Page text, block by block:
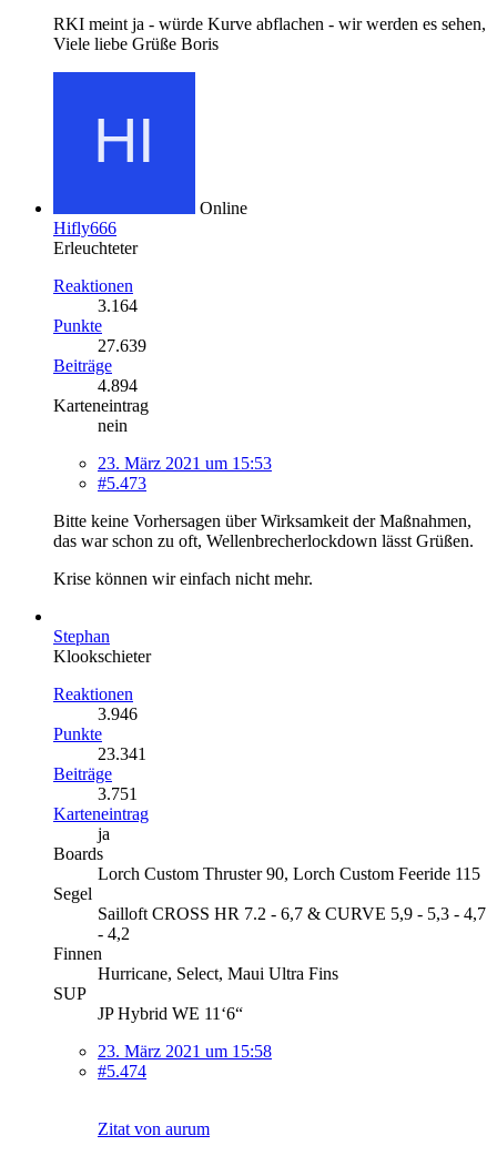
RKI meint ja - würde Kurve abflachen - wir werden es sehen,
Viele liebe Grüße Boris
Online
Hifly666
Erleuchteter
Reaktionen
3.164
Punkte
27.639
Beiträge
4.894
Karteneintrag
nein
23. März 2021 um 15:53
#5.473
Bitte keine Vorhersagen über Wirksamkeit der Maßnahmen,
das war schon zu oft, Wellenbrecherlockdown lässt Grüßen.
Krise können wir einfach nicht mehr.
Stephan
Klookschieter
Reaktionen
3.946
Punkte
23.341
Beiträge
3.751
Karteneintrag
ja
Boards
Lorch Custom Thruster 90, Lorch Custom Feeride 115
Segel
Sailloft CROSS HR 7.2 - 6,7 & CURVE 5,9 - 5,3 - 4,7
- 4,2
Finnen
Hurricane, Select, Maui Ultra Fins
SUP
JP Hybrid WE 11‘6“
23. März 2021 um 15:58
#5.474
Zitat von aurum